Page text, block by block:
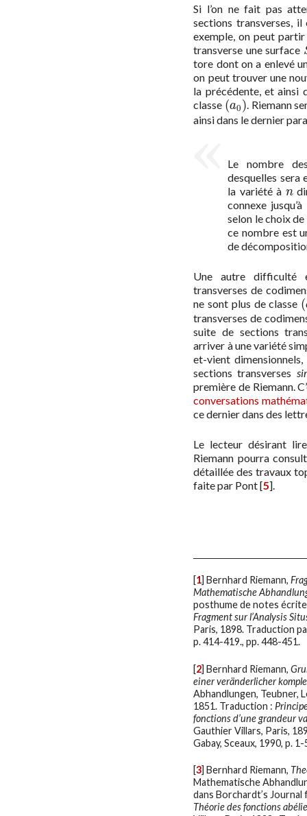
Si l’on ne fait pas
sections transverses, il
exemple, on peut
transverse une surface
tore dont on a enlevé
on peut trouver une
la précédente, et ainsi
classe (a0)
(a0) . Riemann
ainsi dans le dernier
Le nombre
desquelles sera
la variété à n
n
connexe
selon le choix
ce nombre est
de
Une autre difficulté
transverses de
ne sont plus de classe (
(
transverses de
suite de sections
arriver à une variété
et-vient
sections transverses
première de Riemann.
conversations
ce dernier dans des
Le lecteur désirant
Riemann pourra
détaillée des travaux
faite par Pont[5].
[1]Bernhard Riemann,
Mathematische
posthume de notes
Fragment sur l’Analysis
Paris, 1898. Traduction
p. 414-419., pp. 448-451.
[2]Bernhard Riemann,
einer veränderlicher
Abhandlungen, Teubner,
1851. Traduction :
fonctions d’une grandeur
Gauthier Villars, Paris,
Gabay, Sceaux, 1990, p.
[3]Bernhard Riemann,
Mathematische
dans Borchardt’s
Théorie des fonctions